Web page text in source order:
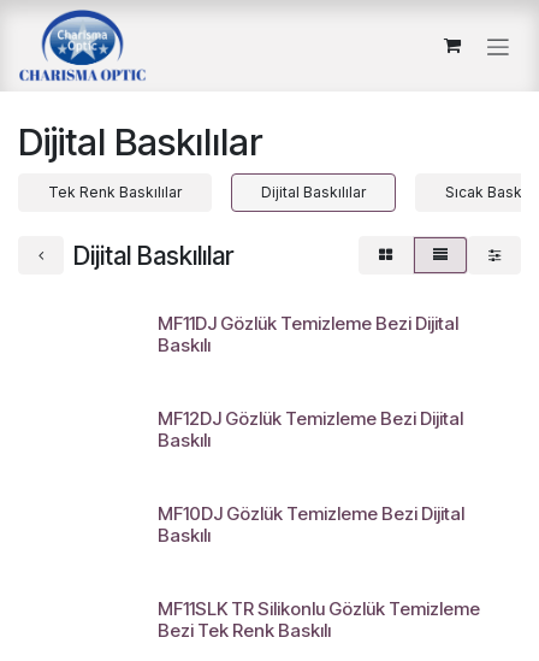
İçereği Atla
Dijital Baskılılar
Tek Renk Baskılılar Dijital Baskılılar Sıcak
Dijital Baskılılar
MF11DJ Gözlük Temizleme Bezi Dijital
Baskılı
MF12DJ Gözlük Temizleme Bezi Dijital
Baskılı
MF10DJ Gözlük Temizleme Bezi Dijital
Baskılı
MF11SLK TR Silikonlu Gözlük Temizleme
Bezi Tek Renk Baskılı